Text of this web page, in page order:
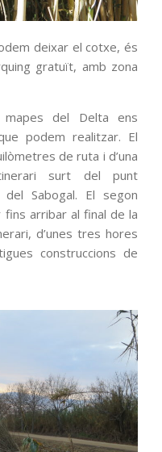
deixar el cotxe, és
gratuït, amb zona
mapes del Delta ens
podem realitzar. El
de ruta i d’una
surt del punt
del Sabogal. El segon
arribar al final de la
d’unes tres hores
construccions de